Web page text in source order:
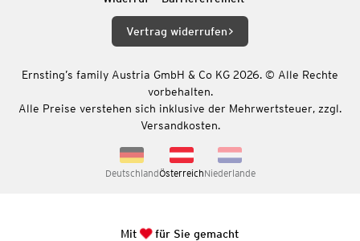
Vertrag widerrufen
Ernsting’s family Austria GmbH & Co KG 2026. © Alle Rechte
vorbehalten.
Alle Preise verstehen sich inklusive der Mehrwertsteuer, zzgl.
Versandkosten.
DeutschlandÖsterreichNiederlande
Mit für Sie gemacht